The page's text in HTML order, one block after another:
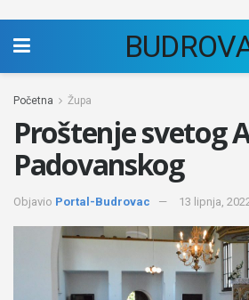
Početna Župa
Proštenje svetog
Padovanskog
Objavio Portal-Budrovac 13 lipnja,